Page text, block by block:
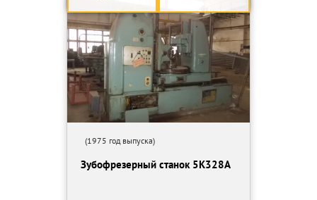
(1975 год выпуска)
Зубофрезерный станок 5К328А